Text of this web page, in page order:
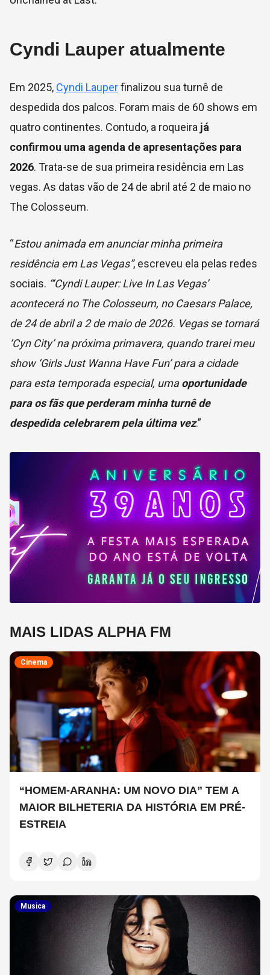
Cyndi Lauper atualmente
Em 2025, Cyndi Lauperfinalizou sua turnê de
despedida dos palcos. Foram mais de 60 shows em
quatro continentes. Contudo, a roqueira já
confirmou uma agenda de apresentações para
2026. Trata-se de sua primeira residência em Las
vegas. As datas vão de 24 de abril até 2 de maio no
The Colosseum.
“Estou animada em anunciar minha primeira
residência em Las Vegas”, escreveu ela pelas redes
sociais. “‘Cyndi Lauper: Live In Las Vegas’
acontecerá no The Colosseum, no Caesars Palace,
de 24 de abril a 2 de maio de 2026. Vegas se tornará
‘Cyn City’ na próxima primavera, quando trarei meu
show ‘Girls Just Wanna Have Fun’ para a cidade
para esta temporada especial, umaoportunidade
para os fãs que perderam minha turnê de
despedida celebrarem pela última vez.”
MAIS LIDAS ALPHA FM
Cinema
“HOMEM-ARANHA: UM NOVO DIA” TEM A
MAIOR BILHETERIA DA HISTÓRIA EM PRÉ-
ESTREIA
Musica